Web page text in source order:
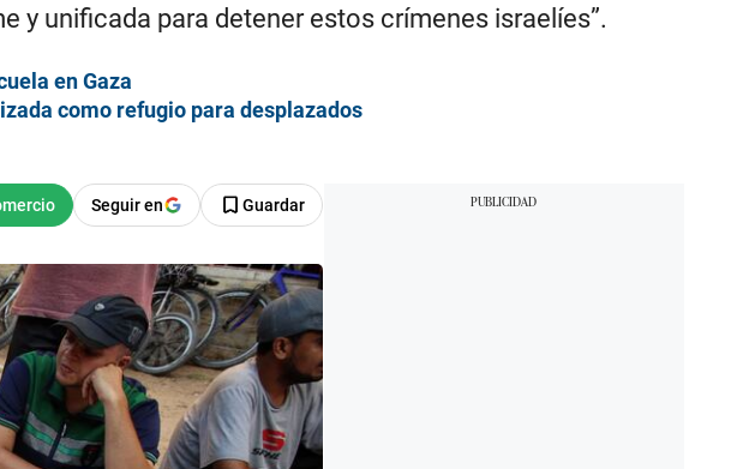
y unificada para detener estos crímenes israelíes”.
en Gaza
como refugio para desplazados
Seguir en Guardar